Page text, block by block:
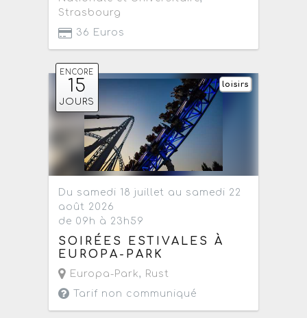
Strasbourg
36 Euros
ENCORE
15
JOURS
loisirs
Du samedi 18 juillet au samedi 22
août 2026
de 09h à 23h59
SOIRÉES ESTIVALES À
EUROPA-PARK
Europa-Park, Rust
Tarif non communiqué